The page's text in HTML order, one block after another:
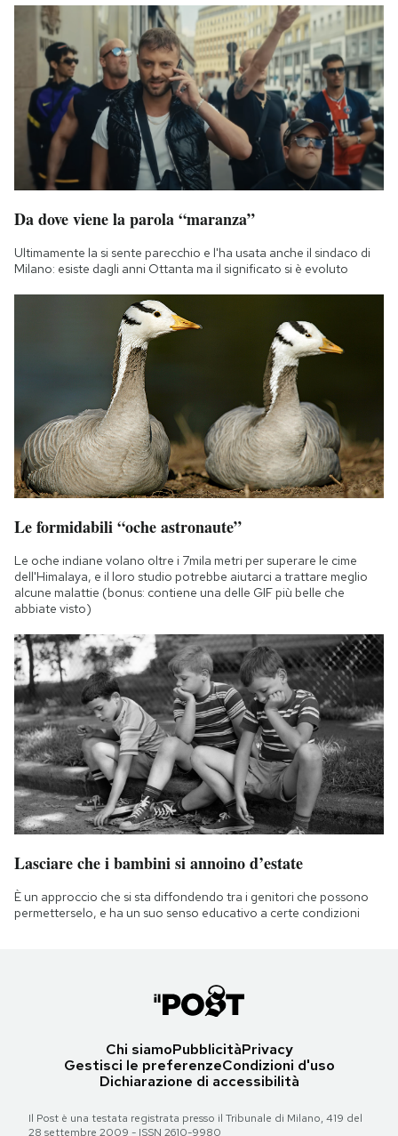
Da dove viene la parola “maranza”
Ultimamente la si sente parecchio e l'ha usata anche il sindaco di
Milano: esiste dagli anni Ottanta ma il significato si è evoluto
Le formidabili “oche astronaute”
Le oche indiane volano oltre i 7mila metri per superare le cime
dell'Himalaya, e il loro studio potrebbe aiutarci a trattare meglio
alcune malattie (bonus: contiene una delle GIF più belle che
abbiate visto)
Lasciare che i bambini si annoino d’estate
È un approccio che si sta diffondendo tra i genitori che possono
permetterselo, e ha un suo senso educativo a certe condizioni
Chi siamoPubblicitàPrivacy
Gestisci le preferenzeCondizioni d'uso
Dichiarazione di accessibilità
Il Post è una testata registrata presso il Tribunale di Milano, 419 del
28 settembre 2009 - ISSN 2610-9980